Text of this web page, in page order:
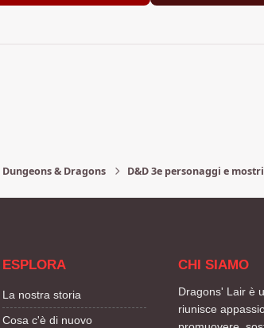
Dungeons & Dragons D&D 3e personaggi e mostri
ESPLORA
La nostra storia
Cosa c'è di nuovo
CHI SIAMO
Dragons' Lair è
riunisce